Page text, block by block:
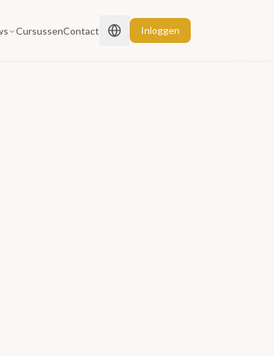
CursussenContact Inloggen